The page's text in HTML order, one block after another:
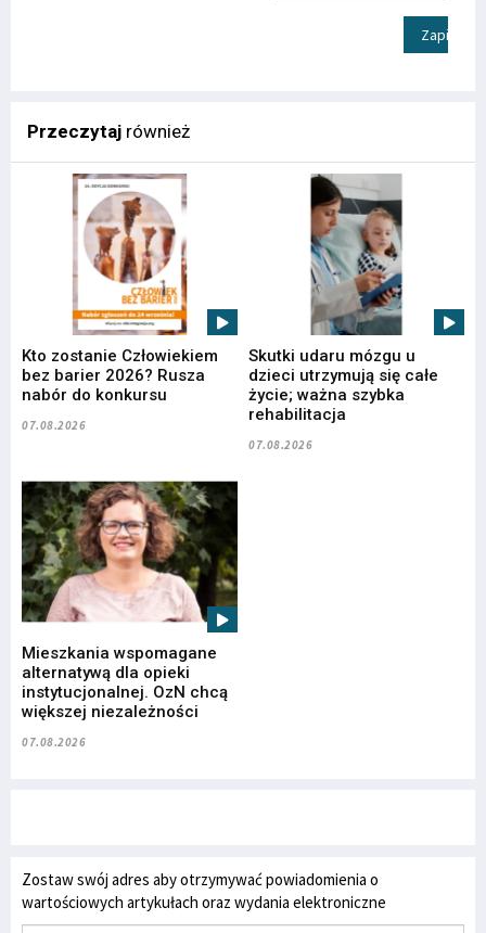
Zapisz
Przeczytaj również
Kto zostanie Człowiekiem
bez barier 2026? Rusza
nabór do konkursu
07.08.2026
Skutki udaru mózgu u
dzieci utrzymują się całe
życie; ważna szybka
rehabilitacja
07.08.2026
Mieszkania wspomagane
alternatywą dla opieki
instytucjonalnej. OzN chcą
większej niezależności
07.08.2026
Zostaw swój adres aby otrzymywać powiadomienia o
wartościowych artykułach oraz wydania elektroniczne